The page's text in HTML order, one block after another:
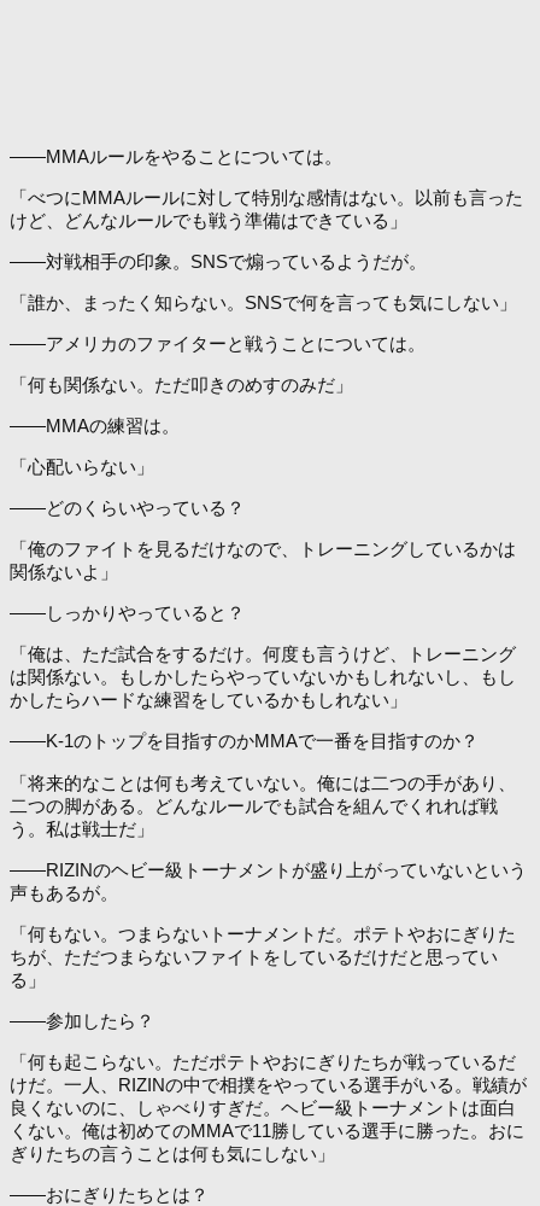
――MMAルールをやることについては。
「べつにMMAルールに対して特別な感情はない。以前も言った
けど、どんなルールでも戦う準備はできている」
――対戦相手の印象。SNSで煽っているようだが。
「誰か、まったく知らない。SNSで何を言っても気にしない」
――アメリカのファイターと戦うことについては。
「何も関係ない。ただ叩きのめすのみだ」
――MMAの練習は。
「心配いらない」
――どのくらいやっている？
「俺のファイトを見るだけなので、トレーニングしているかは
関係ないよ」
――しっかりやっていると？
「俺は、ただ試合をするだけ。何度も言うけど、トレーニング
は関係ない。もしかしたらやっていないかもしれないし、もし
かしたらハードな練習をしているかもしれない」
――K-1のトップを目指すのかMMAで一番を目指すのか？
「将来的なことは何も考えていない。俺には二つの手があり、
二つの脚がある。どんなルールでも試合を組んでくれれば戦
う。私は戦士だ」
――RIZINのヘビー級トーナメントが盛り上がっていないという
声もあるが。
「何もない。つまらないトーナメントだ。ポテトやおにぎりた
ちが、ただつまらないファイトをしているだけだと思ってい
る」
――参加したら？
「何も起こらない。ただポテトやおにぎりたちが戦っているだ
けだ。一人、RIZINの中で相撲をやっている選手がいる。戦績が
良くないのに、しゃべりすぎだ。ヘビー級トーナメントは面白
くない。俺は初めてのMMAで11勝している選手に勝った。おに
ぎりたちの言うことは何も気にしない」
――おにぎりたちとは？